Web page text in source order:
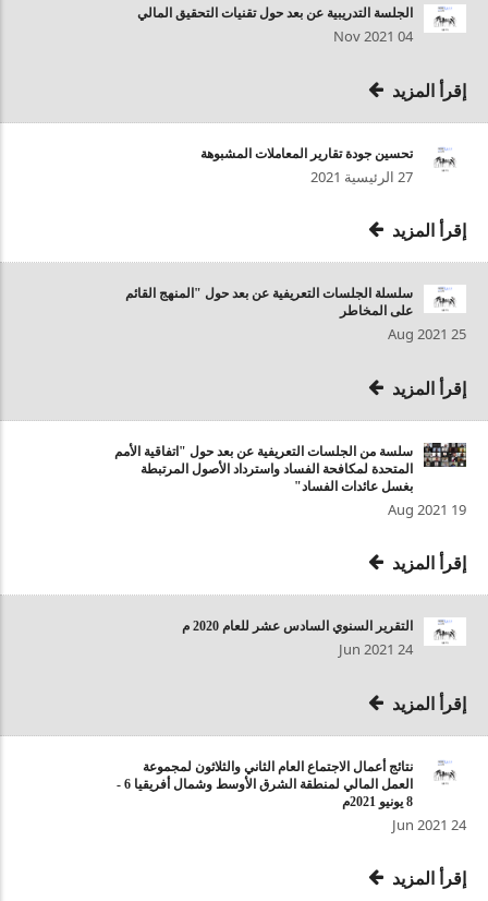
الجلسة التدريبية عن بعد حول تقنيات التحقيق المالي
04 Nov 2021
إقرأ المزيد
تحسين جودة تقارير المعاملات المشبوهة
27 الرئيسية 2021
إقرأ المزيد
سلسلة الجلسات التعريفية عن بعد حول "المنهج القائم
على المخاطر
25 Aug 2021
إقرأ المزيد
سلسة من الجلسات التعريفية عن بعد حول "اتفاقية الأمم
المتحدة لمكافحة الفساد واسترداد الأصول المرتبطة
بغسل عائدات الفساد"
19 Aug 2021
إقرأ المزيد
التقرير السنوي السادس عشر للعام 2020 م
24 Jun 2021
إقرأ المزيد
نتائج أعمال الاجتماع العام الثاني والثلاثون لمجموعة
العمل المالي لمنطقة الشرق الأوسط وشمال أفريقيا 6 -
8 يونيو 2021م
24 Jun 2021
إقرأ المزيد